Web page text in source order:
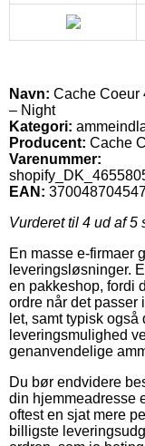
Navn: Cache Coeur
– Night
Kategori:
Producent: Cache
Varenummer:
EAN:
Vurderet til 4 ud af 5
En masse e-firmaer
leveringsløsninger.
en pakkeshop, fordi
ordre når det passer
let, samt typisk
leveringsmulighed
genanvendelige
Du bør endvidere
din hjemmeadresse
oftest en sjat mere
billigste